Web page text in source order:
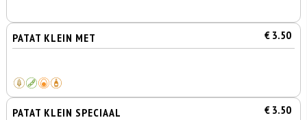
PATAT KLEIN MET € 3.50
PATAT KLEIN SPECIAAL € 3.50